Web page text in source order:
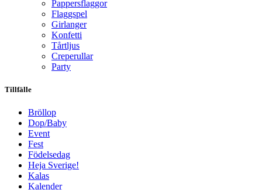
Pappers­flaggor
Flaggspel
Girlanger
Konfetti
Tårtljus
Creperullar
Party
Tillfälle
Bröllop
Dop/Baby
Event
Fest
Födelsedag
Heja Sverige!
Kalas
Kalender